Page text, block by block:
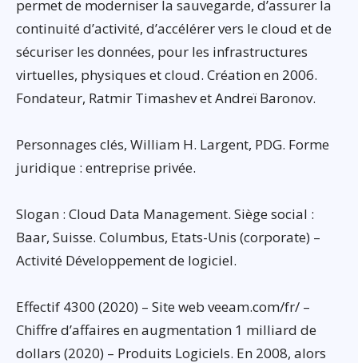
permet de moderniser la sauvegarde, d’assurer la
continuité d’activité, d’accélérer vers le cloud et de
sécuriser les données, pour les infrastructures
virtuelles, physiques et cloud. Création en 2006.
Fondateur, Ratmir Timashev et Andreï Baronov.
Personnages clés, William H. Largent, PDG. Forme
juridique : entreprise privée.
Slogan : Cloud Data Management. Siège social :
Baar, Suisse. Columbus, Etats-Unis (corporate) –
Activité Développement de logiciel.
Effectif 4300 (2020) – Site web veeam.com/fr/ –
Chiffre d’affaires en augmentation 1 milliard de
dollars (2020) – Produits Logiciels. En 2008, alors